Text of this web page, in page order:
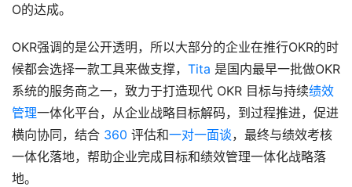
O的达成。
OKR强调的是公开透明，所以大部分的企业在推行OKR的时
候都会选择一款工具来做支撑， Tita 是国内最早一批做OKR
系统的服务商之一，致力于打造现代 OKR 目标与持续绩效
管理一体化平台，从企业战略目标解码，到过程推进，促进
横向协同，结合 360 评估和一对一面谈，最终与绩效考核
一体化落地，帮助企业完成目标和绩效管理一体化战略落
地。